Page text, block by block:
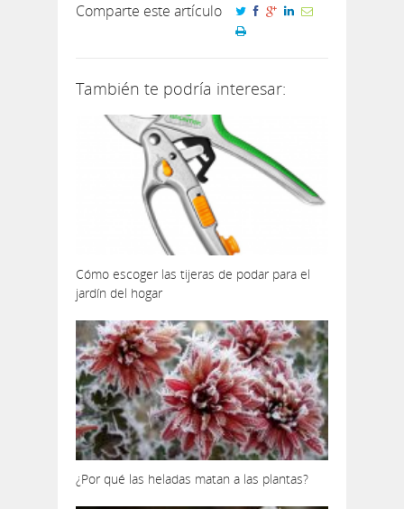
Comparte este artículo
También te podría interesar:
Cómo escoger las tijeras de podar para el
jardín del hogar
¿Por qué las heladas matan a las plantas?